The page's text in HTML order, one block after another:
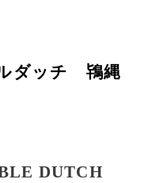
ッチ 鴇縄
DUTCH